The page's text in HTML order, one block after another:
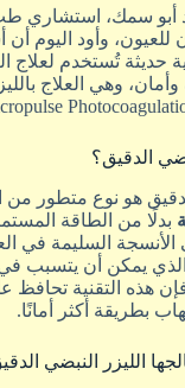
أبو سمك، استشاري
للعيون، وأود اليوم أن
حديثة تُستخدم لعلاج
وهي العلاج
الدقيق؟
هو نوع متطور من
بدلًا من الطاقة
الأنسجة السليمة في
الذي يمكن أن يتسبب
هذه التقنية تحافظ
بطريقة أكثر أمانًا.
الليزر النبضي